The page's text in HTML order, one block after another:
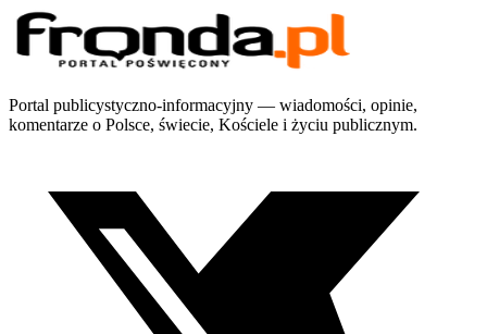
Portal publicystyczno-informacyjny — wiadomości, opinie,
komentarze o Polsce, świecie, Kościele i życiu publicznym.